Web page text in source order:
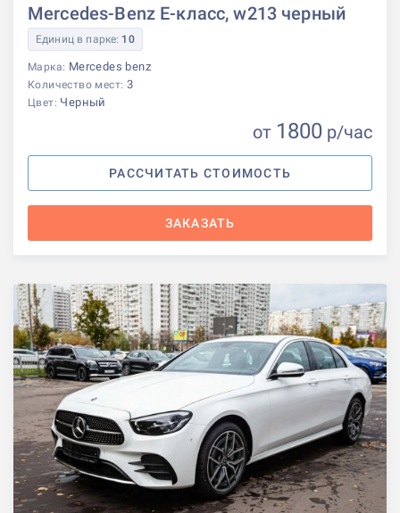
Mercedes-Benz E-класс, w213 черный
Единиц в парке: 10
Марка: Mercedes benz
Количество мест: 3
Цвет: Черный
от 1800 р/час
РАССЧИТАТЬ СТОИМОСТЬ
ЗАКАЗАТЬ